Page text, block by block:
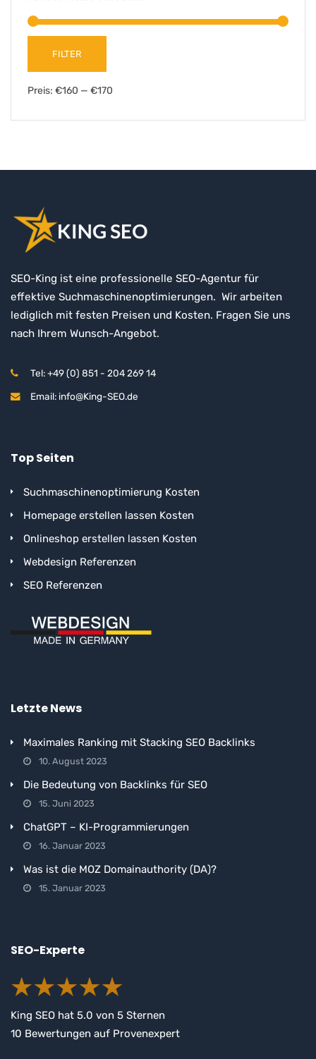
FILTER
Preis: €160 — €170
SEO-King ist eine professionelle SEO-Agentur für
effektive Suchmaschinenoptimierungen. Wir arbeiten
lediglich mit festen Preisen und Kosten. Fragen Sie uns
nach Ihrem Wunsch-Angebot.
Tel: +49 (0) 851 - 204 269 14
Email: info@King-SEO.de
Top Seiten
Suchmaschinenoptimierung Kosten
Homepage erstellen lassen Kosten
Onlineshop erstellen lassen Kosten
Webdesign Referenzen
SEO Referenzen
Letzte News
Maximales Ranking mit Stacking SEO Backlinks
10. August 2023
Die Bedeutung von Backlinks für SEO
15. Juni 2023
ChatGPT – KI-Programmierungen
16. Januar 2023
Was ist die MOZ Domainauthority (DA)?
15. Januar 2023
SEO-Experte
King SEO hat 5.0 von 5 Sternen
10 Bewertungen auf Provenexpert